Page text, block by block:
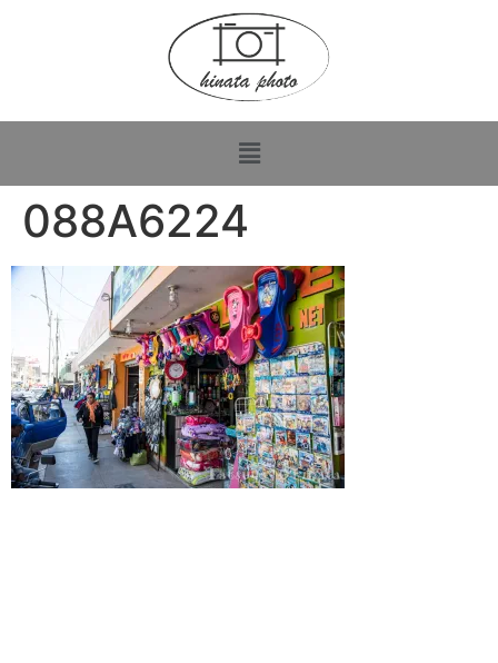
088A6224